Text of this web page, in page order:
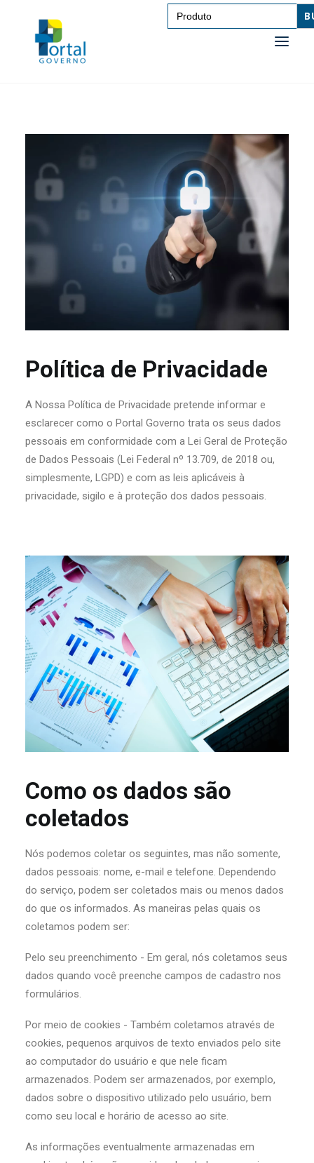
Search
for:
TRANSPORTE DE CARGAS
EDUCAÇÃO
TECNOLOGIA
Política de Privacidade
A Nossa Política de Privacidade pretende informar e
esclarecer como o Portal Governo trata os seus dados
pessoais em conformidade com a Lei Geral de Proteção
de Dados Pessoais (Lei Federal nº 13.709, de 2018 ou,
simplesmente, LGPD) e com as leis aplicáveis à
privacidade, sigilo e à proteção dos dados pessoais.
Como os dados são
coletados
Nós podemos coletar os seguintes, mas não somente,
dados pessoais: nome, e-mail e telefone. Dependendo
do serviço, podem ser coletados mais ou menos dados
do que os informados. As maneiras pelas quais os
coletamos podem ser:
Pelo seu preenchimento - Em geral, nós coletamos seus
dados quando você preenche campos de cadastro nos
formulários.
Por meio de cookies - Também coletamos através de
cookies, pequenos arquivos de texto enviados pelo site
ao computador do usuário e que nele ficam
armazenados. Podem ser armazenados, por exemplo,
dados sobre o dispositivo utilizado pelo usuário, bem
como seu local e horário de acesso ao site.
As informações eventualmente armazenadas em